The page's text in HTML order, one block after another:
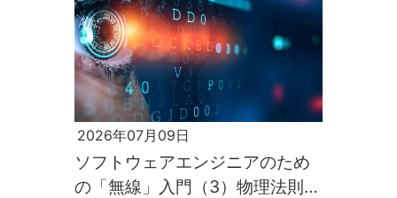
2026年07月09日
ソフトウェアエンジニアのため
の「無線」入門（3）物理法則が